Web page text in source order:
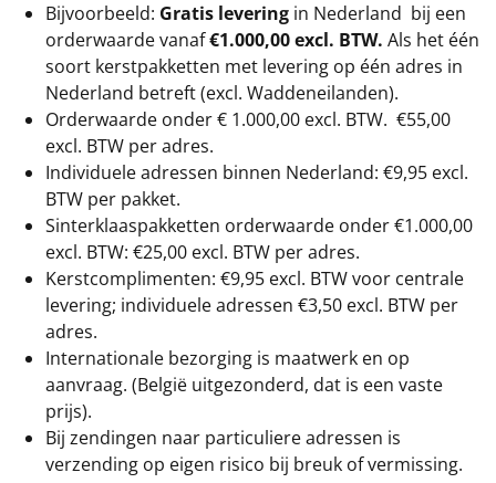
Bijvoorbeeld: Gratis levering in Nederland bij een
orderwaarde vanaf€1.000,00 excl. BTW. Als het één
soort kerstpakketten met levering op één adres in
Nederland betreft (excl. Waddeneilanden).
Orderwaarde onder € 1.000,00 excl. BTW. €55,00
excl. BTW per adres.
Individuele adressen binnen Nederland: €9,95 excl.
BTW per pakket.
Sinterklaaspakketten orderwaarde onder €1.000,00
excl. BTW: €25,00 excl. BTW per adres.
Kerstcomplimenten: €9,95 excl. BTW voor centrale
levering; individuele adressen €3,50 excl. BTW per
adres.
Internationale bezorging is maatwerk en op
aanvraag. (België uitgezonderd, dat is een vaste
prijs).
Bij zendingen naar particuliere adressen is
verzending op eigen risico bij breuk of vermissing.